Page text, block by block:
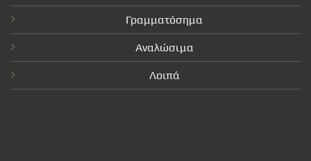
Γραμματόσημα
Αναλώσιμα
Λοιπά